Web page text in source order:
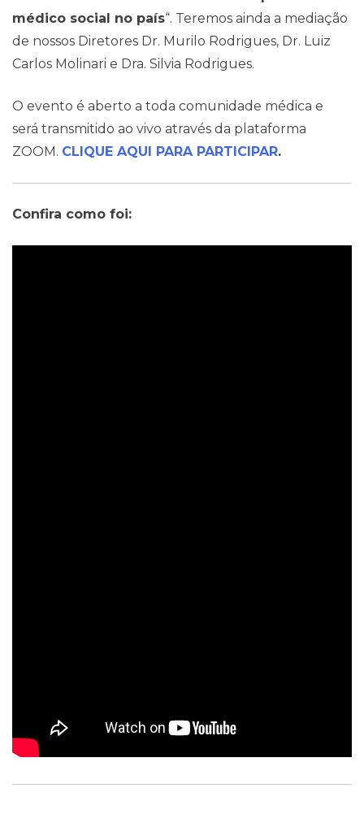
médico social no país“. Teremos ainda a mediação
de nossos Diretores Dr. Murilo Rodrigues, Dr. Luiz
Carlos Molinari e Dra. Silvia Rodrigues.
O evento é aberto a toda comunidade médica e
será transmitido ao vivo através da plataforma
ZOOM. CLIQUE AQUI PARA PARTICIPAR.
Confira como foi: